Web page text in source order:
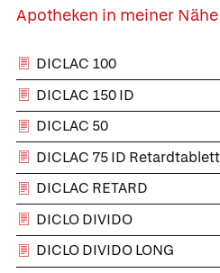
Apotheken in meiner
DICLAC 100
DICLAC 150 ID
DICLAC 50
DICLAC 75 ID
DICLAC RETARD
DICLO DIVIDO
DICLO DIVIDO LONG